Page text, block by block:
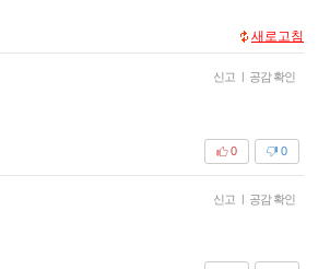
새로고침
신고 | 공감 확인
0
0
신고 | 공감 확인